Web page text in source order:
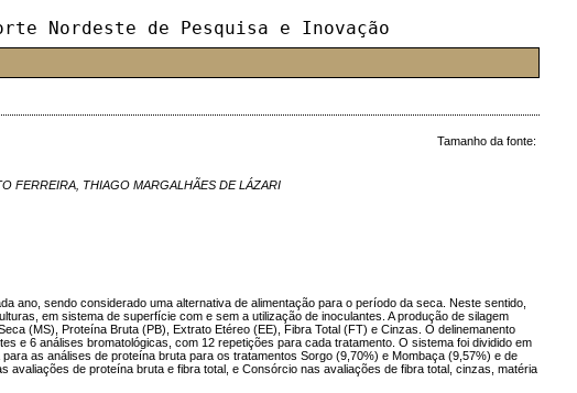
Nordeste de Pesquisa e Inovação
Tamanho da fonte:
FERREIRA, THIAGO MARGALHÃES DE LÁZARI
ano, sendo considerado uma alternativa de alimentação para o período da seca. Neste sentido,
em sistema de superfície com e sem a utilização de inoculantes. A produção de silagem
(MS), Proteína Bruta (PB), Extrato Etéreo (EE), Fibra Total (FT) e Cinzas. O delinemanento
e 6 análises bromatológicas, com 12 repetições para cada tratamento. O sistema foi dividido em
as análises de proteína bruta para os tratamentos Sorgo (9,70%) e Mombaça (9,57%) e de
de proteína bruta e fibra total, e Consórcio nas avaliações de fibra total, cinzas, matéria